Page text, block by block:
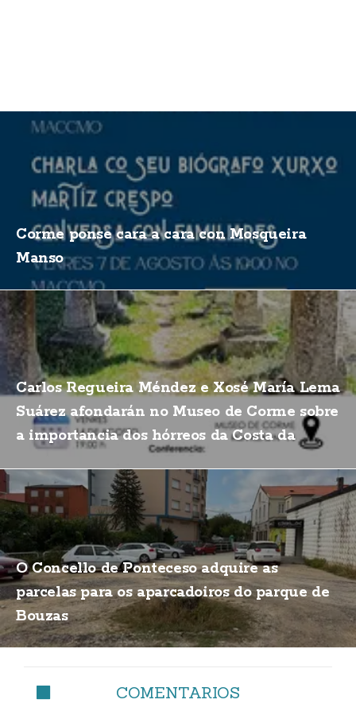
Corme ponse cara a cara con Mosqueira
Manso
Carlos Regueira Méndez e Xosé María Lema
Suárez afondarán no Museo de Corme sobre
a importancia dos hórreos da Costa da
O Concello de Ponteceso adquire as
parcelas para os aparcadoiros do parque de
Bouzas
COMENTARIOS